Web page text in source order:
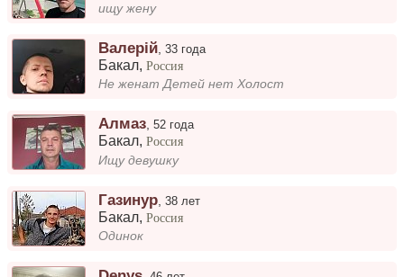
ищу жену
Валерій ,33 года
Бакал,Россия
Не женат Детей нет Холост
Алмаз,52 года
Бакал,Россия
Ищу девушку
Газинур ,38 лет
Бакал,Россия
Одинок